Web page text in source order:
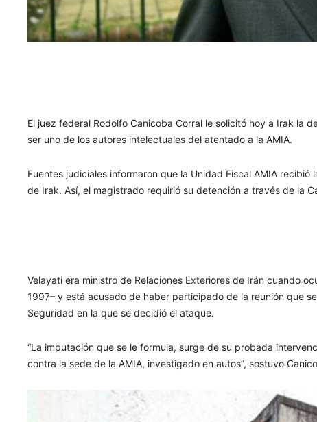
El juez federal Rodolfo Canicoba Corral le solicitó hoy a Irak la
ser uno de los autores intelectuales del atentado a la AMIA.
Fuentes judiciales informaron que la Unidad Fiscal AMIA
de Irak. Así, el magistrado requirió su detención a través de la
Velayati era ministro de Relaciones Exteriores de Irán cuando
1997– y está acusado de haber participado de la reunión que
Seguridad en la que se decidió el ataque.
“La imputación que se le formula, surge de su probada
contra la sede de la AMIA, investigado en autos”, sostuvo